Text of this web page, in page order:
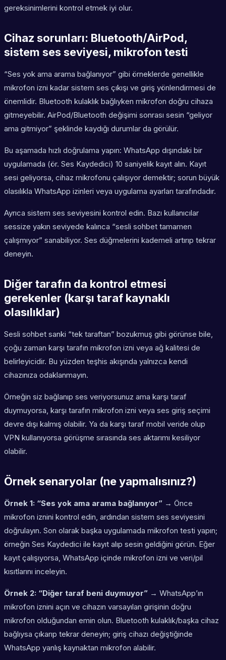
gereksinimlerini kontrol etmek iyi olur.
Cihaz sorunları: Bluetooth/AirPod,
sistem ses seviyesi, mikrofon testi
“Ses yok ama arama bağlanıyor” gibi örneklerde genellikle
mikrofon izni kadar sistem ses çıkışı ve giriş yönlendirmesi de
önemlidir. Bluetooth kulaklık bağlıyken mikrofon doğru cihaza
gitmeyebilir. AirPod/Bluetooth değişimi sonrası sesin “geliyor
ama gitmiyor” şeklinde kaydığı durumlar da görülür.
Bu aşamada hızlı doğrulama yapın: WhatsApp dışındaki bir
uygulamada (ör. Ses Kaydedici) 10 saniyelik kayıt alın. Kayıt
sesi geliyorsa, cihaz mikrofonu çalışıyor demektir; sorun büyük
olasılıkla WhatsApp izinleri veya uygulama ayarları tarafındadır.
Ayrıca sistem ses seviyesini kontrol edin. Bazı kullanıcılar
sessize yakın seviyede kalınca “sesli sohbet tamamen
çalışmıyor” sanabiliyor. Ses düğmelerini kademeli artırıp tekrar
deneyin.
Diğer tarafın da kontrol etmesi
gerekenler (karşı taraf kaynaklı
olasılıklar)
Sesli sohbet sanki “tek taraftan” bozukmuş gibi görünse bile,
çoğu zaman karşı tarafın mikrofon izni veya ağ kalitesi de
belirleyicidir. Bu yüzden teşhis akışında yalnızca kendi
cihazınıza odaklanmayın.
Örneğin siz bağlanıp ses veriyorsunuz ama karşı taraf
duymuyorsa, karşı tarafın mikrofon izni veya ses giriş seçimi
devre dışı kalmış olabilir. Ya da karşı taraf mobil veride olup
VPN kullanıyorsa görüşme sırasında ses aktarımı kesiliyor
olabilir.
Örnek senaryolar (ne yapmalısınız?)
Örnek 1: “Ses yok ama arama bağlanıyor” → Önce
mikrofon iznini kontrol edin, ardından sistem ses seviyesini
doğrulayın. Son olarak başka uygulamada mikrofon testi yapın;
örneğin Ses Kaydedici ile kayıt alıp sesin geldiğini görün. Eğer
kayıt çalışıyorsa, WhatsApp içinde mikrofon izni ve veri/pil
kısıtlarını inceleyin.
Örnek 2: “Diğer taraf beni duymuyor” → WhatsApp’ın
mikrofon iznini açın ve cihazın varsayılan girişinin doğru
mikrofon olduğundan emin olun. Bluetooth kulaklık/başka cihaz
bağlıysa çıkarıp tekrar deneyin; giriş cihazı değiştiğinde
WhatsApp yanlış kaynaktan mikrofon alabilir.